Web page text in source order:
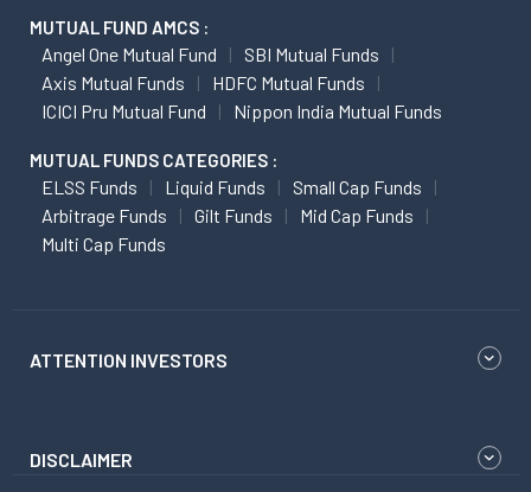
MUTUAL FUND AMCS :
Angel One Mutual Fund
SBI Mutual Funds
Axis Mutual Funds
HDFC Mutual Funds
ICICI Pru Mutual Fund
Nippon India Mutual Funds
MUTUAL FUNDS CATEGORIES :
ELSS Funds Liquid Funds
Small Cap Funds
Arbitrage Funds
Gilt Funds
Mid Cap Funds
Multi Cap Funds
ATTENTION INVESTORS
DISCLAIMER